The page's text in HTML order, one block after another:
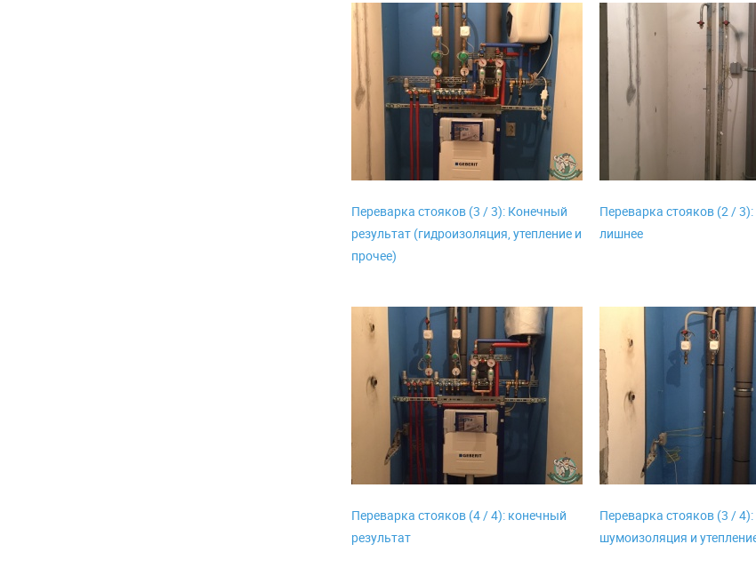
Переварка стояков (3 / 3): Конечный
результат (гидроизоляция, утепление и
прочее)
Переварка стояков (2 /
лишнее
Переварка стояков (4 / 4): конечный
результат
Переварка стояков (3 / 4):
шумоизоляция и